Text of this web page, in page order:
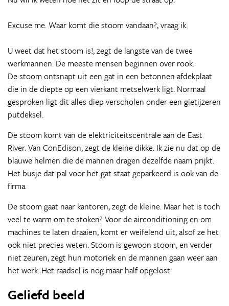
Excuse me. Waar komt die stoom vandaan?, vraag ik.
U weet dat het stoom is!, zegt de langste van de twee
werkmannen. De meeste mensen beginnen over rook.
De stoom ontsnapt uit een gat in een betonnen afdekplaat
die in de diepte op een vierkant metselwerk ligt. Normaal
gesproken ligt dit alles diep verscholen onder een gietijzeren
putdeksel.
De stoom komt van de elektriciteitscentrale aan de East
River. Van ConEdison, zegt de kleine dikke. Ik zie nu dat op de
blauwe helmen die de mannen dragen dezelfde naam prijkt.
Het busje dat pal voor het gat staat geparkeerd is ook van de
firma.
De stoom gaat naar kantoren, zegt de kleine. Maar het is toch
veel te warm om te stoken? Voor de airconditioning en om
machines te laten draaien, komt er weifelend uit, alsof ze het
ook niet precies weten. Stoom is gewoon stoom, en verder
niet zeuren, zegt hun motoriek en de mannen gaan weer aan
het werk. Het raadsel is nog maar half opgelost.
Geliefd beeld